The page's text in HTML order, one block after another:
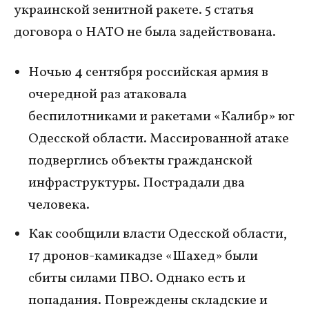
украинской зенитной ракете. 5 статья
договора о НАТО не была задействована.
Ночью 4 сентября российская армия в
очередной раз атаковала
беспилотниками и ракетами «Калибр» юг
Одесской области. Массированной атаке
подверглись объекты гражданской
инфраструктуры. Пострадали два
человека.
Как сообщили власти Одесской области,
17 дронов-камикадзе «Шахед» были
сбиты силами ПВО. Однако есть и
попадания. Повреждены складские и